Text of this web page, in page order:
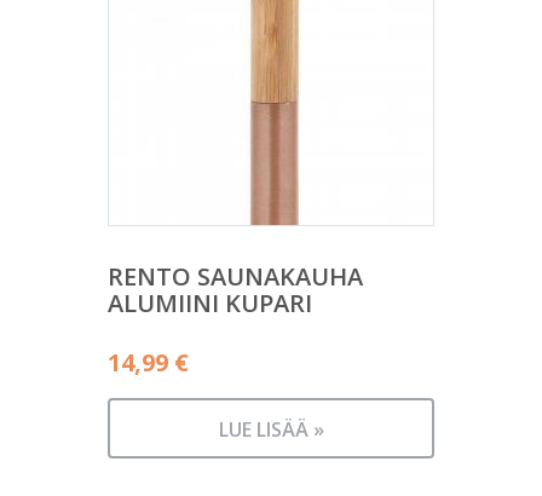
RENTO SAUNAKAUHA
ALUMIINI KUPARI
14,99 €
LUE LISÄÄ »